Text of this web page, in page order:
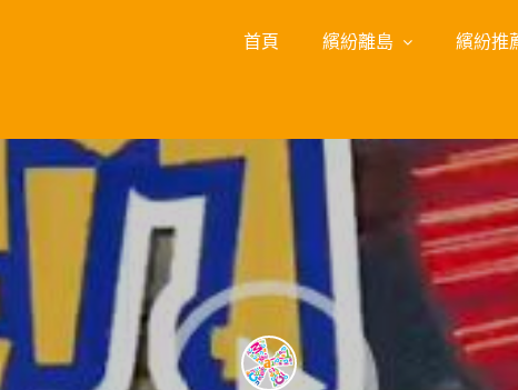
首頁 繽紛離島 繽紛推